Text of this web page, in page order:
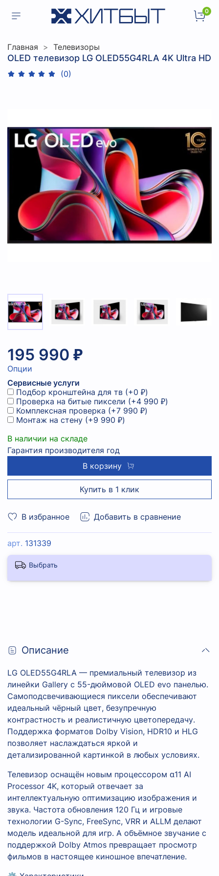
0
Главная Телевизоры
OLED телевизор LG OLED55G4RLA 4K Ultra HD
(0)
В избранное Добавить в сравнение
арт. 131339
195 990 ₽
Опции
Сервисные услуги
Подбор кронштейна для тв (+0 ₽)
Проверка на битые пиксели (+4 990 ₽)
Комплексная проверка (+7 990 ₽)
Монтаж на стену (+9 990 ₽)
В наличии на складе
Гарантия производителя год
В корзину
Купить в 1 клик
Выбрать
Описание
LG OLED55G4RLA — премиальный телевизор из
линейки Gallery с 55-дюймовой OLED evo панелью.
Самоподсвечивающиеся пиксели обеспечивают
идеальный чёрный цвет, безупречную
контрастность и реалистичную цветопередачу.
Поддержка форматов Dolby Vision, HDR10 и HLG
позволяет наслаждаться яркой и
детализированной картинкой в любых условиях.
Телевизор оснащён новым процессором α11 AI
Processor 4K, который отвечает за
интеллектуальную оптимизацию изображения и
звука. Частота обновления 120 Гц и игровые
технологии G-Sync, FreeSync, VRR и ALLM делают
модель идеальной для игр. А объёмное звучание с
поддержкой Dolby Atmos превращает просмотр
фильмов в настоящее киношное впечатление.